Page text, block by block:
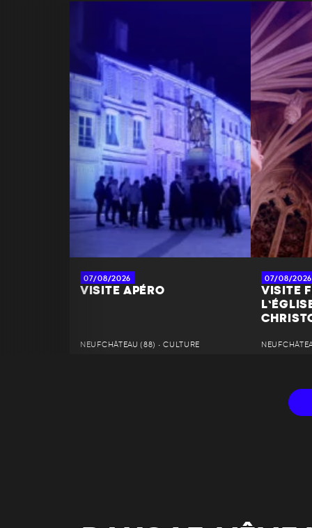
Enfant (+ de 12 ans) : 28 €
PARTAGER À MES AMIS
07/08/2026
VISITE APÉRO
NEUFCHÂTEAU (88) • CULTURE
07/08/2026
VISITE